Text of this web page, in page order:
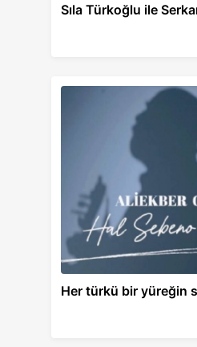
Sıla Türkoğlu ile
Her türkü bir yüreğin